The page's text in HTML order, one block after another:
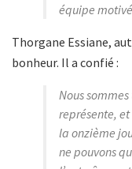
équipe
Thorgane Essiane,
bonheur. Il a confié :
Nous
représente,
la onzième
ne pouvons